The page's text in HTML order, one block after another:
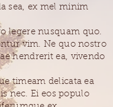
sea, ex mel minim
legere nusquam quo.
vim. Ne quo nostro
hendrerit ea, vivendo
timeam delicata ea
nec. Ei eos populo